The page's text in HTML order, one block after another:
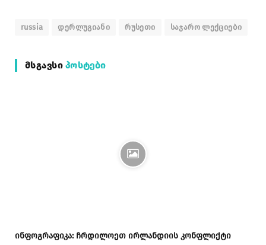
russia დერლუგიანი რუსეთი საჯარო ლექციები
ᲛᲡᲒᲐᲕᲡᲘ ᲞᲝᲡᲢᲔᲑᲘ
ინფოგრაფიკა: ჩრდილოეთ ირლანდიის კონფლიქტი